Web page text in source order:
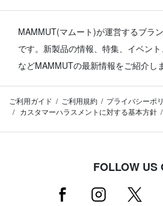
MAMMUT(マムート)が運営するブラ
です。 新製品の情報、特集、イベン
などMAMMUTの最新情報をご紹介しま
ご利用ガイド ご利用規約
プライバシーポ
カスタマーハラスメントに対する基本方針
FOLLOW US